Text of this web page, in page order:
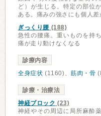
ど）が生じる。特定の部位
ある。痛みの強さにも個人差
ぎっくり腰 (188)
急性の腰痛。重いものを持
痛が走り動けなくなる
診療内容
全身症状 (1160)、筋肉・骨
診療・治療法
神経ブロック (23)
神経やその周辺に局所麻酔